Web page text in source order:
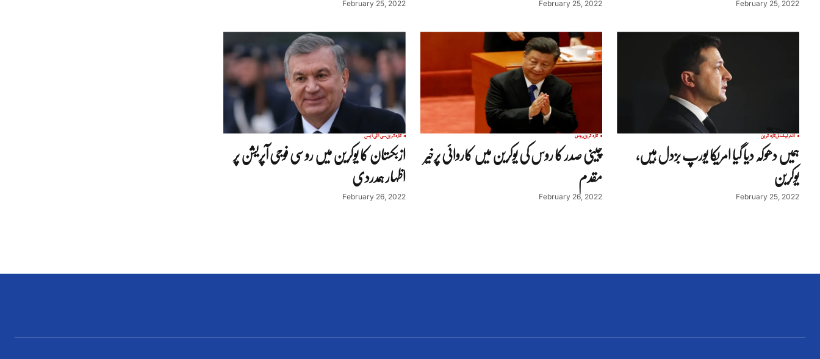
February 25, 2022
February 25, 2022
February 25, 2022
انٹرنیشنلتازہ ترین
ہمیں دھوکہ دیا گیا امریکا یورپ بزدل ہیں،
یوکرین
February 25, 2022
تازہ ترینروس
چینی صدر کا روس کی یوکرین میں کاروائی پرخیر
مقدم
February 26, 2022
تازہ ترینسی آئی ایس
ازبکستان کا یوکرین میں روسی فوجی آپریشن پر
اظہار ہمدردی
February 26, 2022